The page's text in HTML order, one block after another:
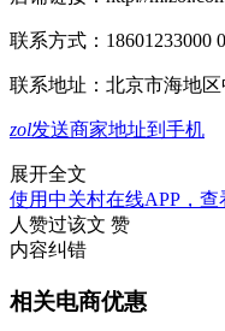
联系方式： 18601233000
联系地址： 北京市海地区
zol发送商家地址到手机
展开全文
使用中关村在线APP，
人赞过该文 赞
内容纠错
相关电商优惠